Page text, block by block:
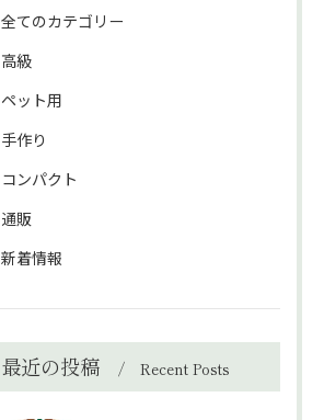
全てのカテゴリー
高級
ペット用
手作り
コンパクト
通販
新着情報
最近の投稿 Recent Posts